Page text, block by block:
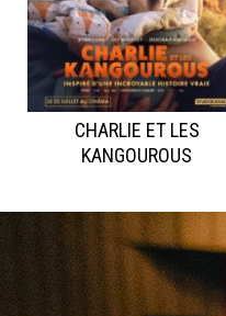
CHARLIE ET LES
KANGOUROUS